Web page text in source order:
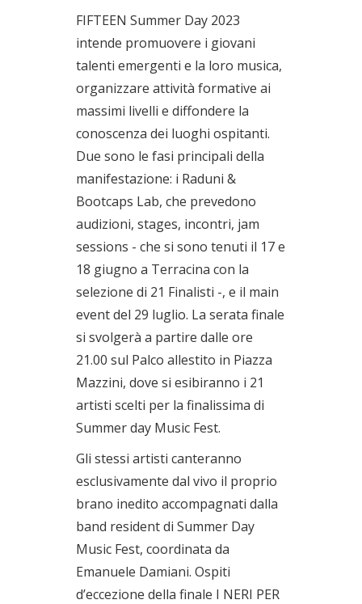
FIFTEEN Summer Day 2023
intende promuovere i giovani
talenti emergenti e la loro musica,
organizzare attività formative ai
massimi livelli e diffondere la
conoscenza dei luoghi ospitanti.
Due sono le fasi principali della
manifestazione: i Raduni &
Bootcaps Lab, che prevedono
audizioni, stages, incontri, jam
sessions - che si sono tenuti il 17 e
18 giugno a Terracina con la
selezione di 21 Finalisti -, e il main
event del 29 luglio. La serata finale
si svolgerà a partire dalle ore
21.00 sul Palco allestito in Piazza
Mazzini, dove si esibiranno i 21
artisti scelti per la finalissima di
Summer day Music Fest.
Gli stessi artisti canteranno
esclusivamente dal vivo il proprio
brano inedito accompagnati dalla
band resident di Summer Day
Music Fest, coordinata da
Emanuele Damiani. Ospiti
d’eccezione della finale I NERI PER